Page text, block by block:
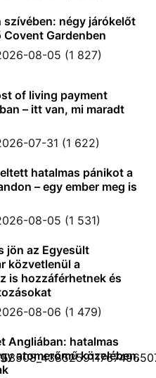
négy járókelőt
Gardenben
08-05 (1 827)
of living payment
– itt van, mi maradt
07-31 (1 622)
hatalmas pánikot a
– egy ember meg is
08-05 (1 531)
jön az Egyesült
közvetlenül a
is hozzáférhetnek és
08-06 (1 479)
Angliában: hatalmas
atomerőmű közelében,